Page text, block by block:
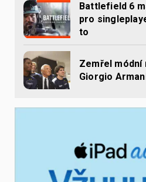
Battlefield 6
pro
to
Zemřel módní
Giorgio